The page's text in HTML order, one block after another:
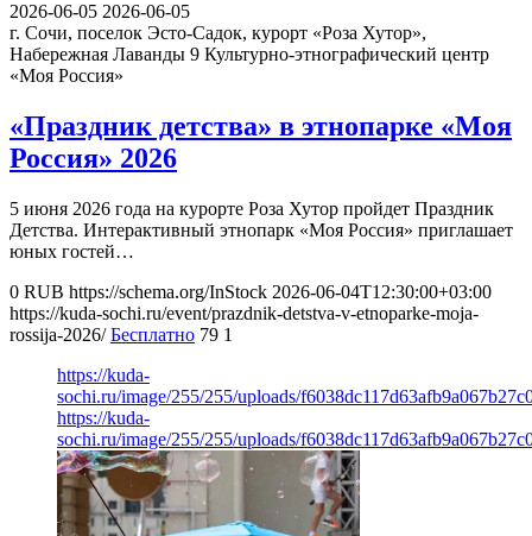
2026-06-05 2026-06-05
г. Сочи, поселок Эсто-Садок, курорт «Роза Хутор»,
Набережная Лаванды 9 Культурно-этнографический центр
«Моя Россия»
«Праздник детства» в этнопарке «Моя
Россия» 2026
5 июня 2026 года на курорте Роза Хутор пройдет Праздник
Детства. Интерактивный этнопарк «Моя Россия» приглашает
юных гостей…
0 RUB https://schema.org/InStock 2026-06-04T12:30:00+03:00
https://kuda-sochi.ru/event/prazdnik-detstva-v-etnoparke-moja-
rossija-2026/ Бесплатно 79 1
https://kuda-
sochi.ru/image/255/255/uploads/
https://kuda-
sochi.ru/image/255/255/uploads/